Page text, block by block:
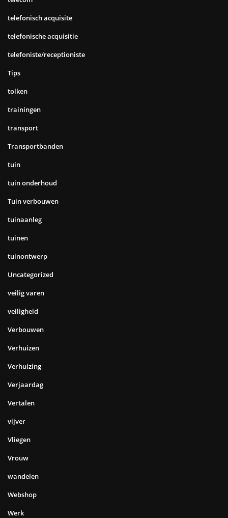
telefonisch acquisite
telefonische acquisitie
telefoniste/receptioniste
Tips
tolken
trainingen
transport
Transportbanden
tuin
tuin onderhoud
Tuin verbouwen
tuinaanleg
tuinen
tuinontwerp
Uncategorized
veilig varen
veiligheid
Verbouwen
Verhuizen
Verhuizing
Verjaardag
Vertalen
vijver
Vliegen
Vrouw
wandelen
Webshop
Werk